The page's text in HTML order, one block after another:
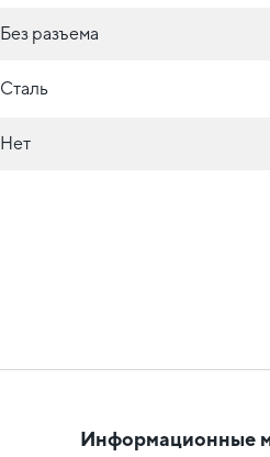
Без разъема
Сталь
Нет
Информационные